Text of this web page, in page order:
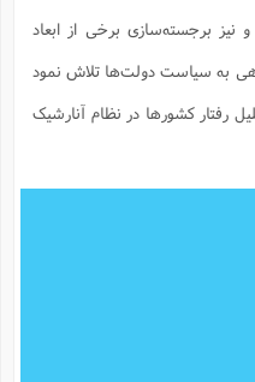
برجسته‌سازی برخی از ابعاد
به سیاست دولت‌ها تلاش نمود
رفتار کشورها در نظام آنارشیک